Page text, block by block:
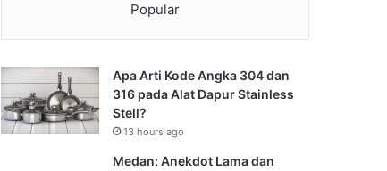
Popular
Apa Arti Kode Angka 304 dan
316 pada Alat Dapur Stainless
Stell?
13 hours ago
Medan: Anekdot Lama dan